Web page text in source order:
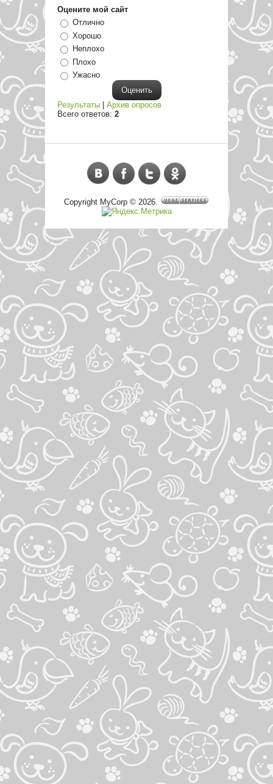
Оцените мой сайт
Отлично
Хорошо
Неплохо
Плохо
Ужасно
Результаты
Архив опросов
Всего ответов: 2
Copyright MyCorp © 2026